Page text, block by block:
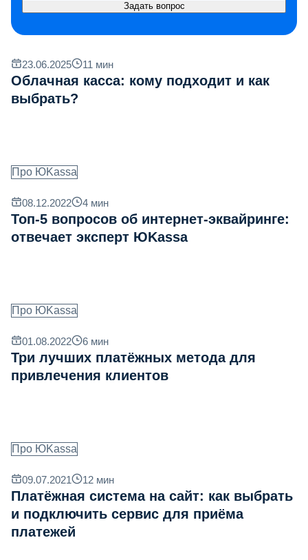
Задать вопрос
23.06.2025 11 мин
Облачная касса: кому подходит и как
выбрать?
Про ЮKassa
08.12.2022 4 мин
Топ-5 вопросов об интернет-эквайринге:
отвечает эксперт ЮKassa
Про ЮKassa
01.08.2022 6 мин
Три лучших платёжных метода для
привлечения клиентов
Про ЮKassa
09.07.2021 12 мин
Платёжная система на сайт: как выбрать
и подключить сервис для приёма
платежей